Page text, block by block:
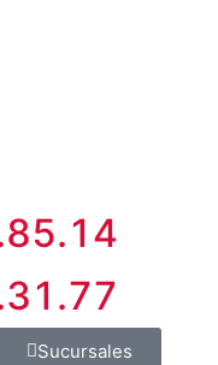
Sucursales